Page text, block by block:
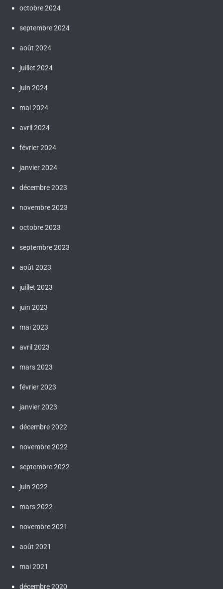
octobre 2024
septembre 2024
août 2024
juillet 2024
juin 2024
mai 2024
avril 2024
février 2024
janvier 2024
décembre 2023
novembre 2023
octobre 2023
septembre 2023
août 2023
juillet 2023
juin 2023
mai 2023
avril 2023
mars 2023
février 2023
janvier 2023
décembre 2022
novembre 2022
septembre 2022
juin 2022
mars 2022
novembre 2021
août 2021
mai 2021
décembre 2020